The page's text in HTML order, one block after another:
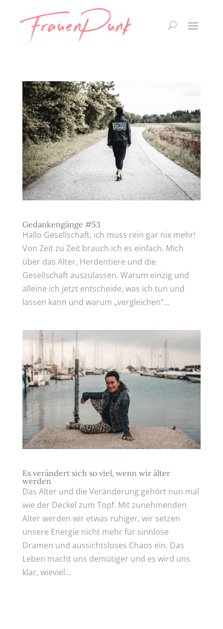
Gedankengänge #53
Hallo Gesellschaft, ich muss rein gar nix mehr!
Von Zeit zu Zeit brauch ich es einfach. Mich
über das Alter, Herdentiere und die
Gesellschaft auszulassen. Warum einzig und
alleine ich jetzt entscheide, was ich tun und
lassen kann und warum „vergleichen“...
Es verändert sich so viel, wenn wir älter
werden
Das Alter und die Veränderung gehört nun mal
wie der Deckel zum Topf. Mit zunehmenden
Alter werden wir etwas ruhiger, wir setzen
unsere Energie nicht mehr für sinnlose
Dramen und aussichtsloses Chaos ein. Das
Leben macht uns demütiger und es wird uns
klar, wieviel...